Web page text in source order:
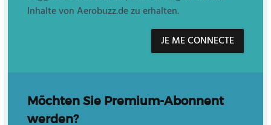
Inhalte von Aerobuzz.de zu erhalten.
JE ME CONNECTE
Möchten Sie Premium-Abonnent
werden?